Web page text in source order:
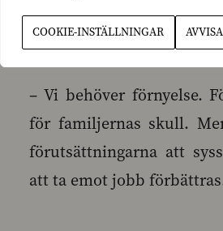
COOKIE-INSTÄLLNINGAR AVVISA
– Vi behöver förnyelse.
för familjernas skull.
förutsättningarna att
att ta emot jobb